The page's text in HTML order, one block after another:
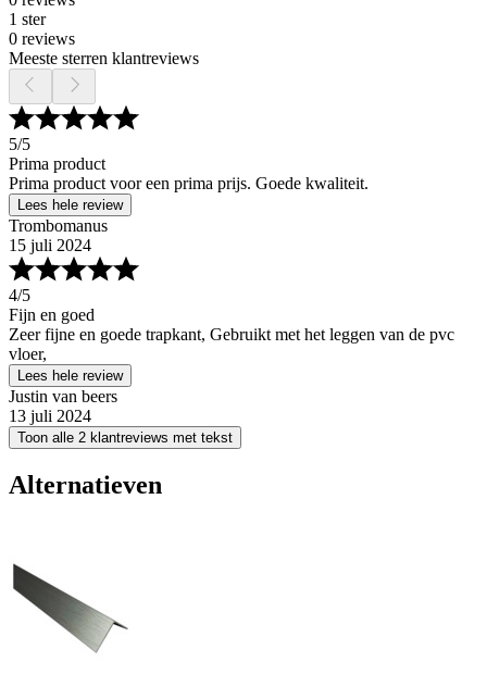
1 ster
0 reviews
Meeste sterren klantreviews
5/5
Prima product
Prima product voor een prima prijs. Goede kwaliteit.
Lees hele review
Trombomanus
15 juli 2024
4/5
Fijn en goed
Zeer fijne en goede trapkant, Gebruikt met het leggen van de pvc
vloer,
Lees hele review
Justin van beers
13 juli 2024
Toon alle 2 klantreviews met tekst
Alternatieven